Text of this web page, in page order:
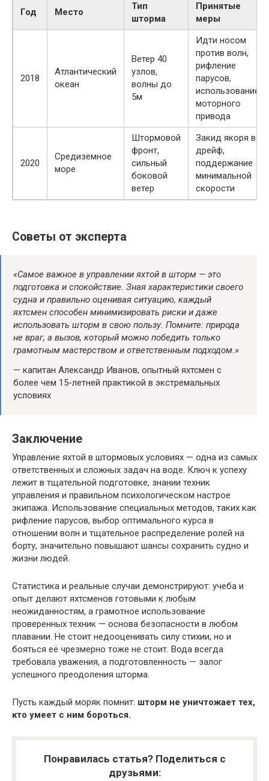
Год Место
Тип
шторма
Принятые
меры
2018
Атлантический
океан
Ветер 40
узлов,
волны до
5м
Идти носом
против волн,
рифление
парусов,
использование
моторного
привода
2020
Средиземное
море
Штормовой
фронт,
сильный
боковой
ветер
Закид якоря в
дрейф,
поддержание
минимальной
скорости
Советы от эксперта
«Самое важное в управлении яхтой в шторм — это
подготовка и спокойствие. Зная характеристики своего
судна и правильно оценивая ситуацию, каждый
яхтсмен способен минимизировать риски и даже
использовать шторм в свою пользу. Помните: природа
не враг, а вызов, который можно победить только
грамотным мастерством и ответственным подходом.»
— капитан Александр Иванов, опытный яхтсмен с
более чем 15-летней практикой в экстремальных
условиях
Заключение
Управление яхтой в штормовых условиях — одна из самых
ответственных и сложных задач на воде. Ключ к успеху
лежит в тщательной подготовке, знании техник
управления и правильном психологическом настрое
экипажа. Использование специальных методов, таких как
рифление парусов, выбор оптимального курса в
отношении волн и тщательное распределение ролей на
борту, значительно повышают шансы сохранить судно и
жизни людей.
Статистика и реальные случаи демонстрируют: учеба и
опыт делают яхтсменов готовыми к любым
неожиданностям, а грамотное использование
проверенных техник — основа безопасности в любом
плавании. Не стоит недооценивать силу стихии, но и
бояться её чрезмерно тоже не стоит. Вода всегда
требовала уважения, а подготовленность — залог
успешного преодоления шторма.
Пусть каждый моряк помнит: шторм не уничтожает тех,
кто умеет с ним бороться.
Понравилась статья? Поделиться с
друзьями: